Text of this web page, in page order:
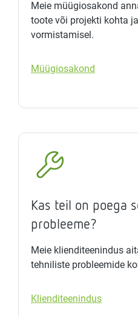
Meie müügiosakond
toote või projekti kohta
vormistamisel.
Müügiosakond
Kas teil on poega
probleeme?
Meie klienditeenindus
tehniliste probleemide
Klienditeenindus